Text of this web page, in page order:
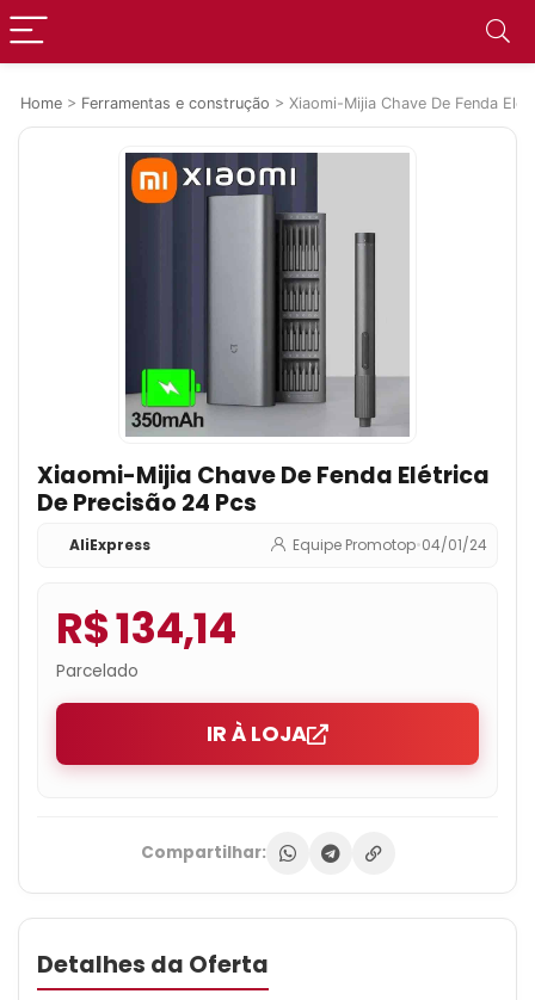
Home > Ferramentas e construção > Xiaomi-Mijia Chave De Fenda
Xiaomi-Mijia Chave De Fenda Elétrica
De Precisão 24 Pcs
AliExpress Equipe Promotop•04/01/24
R$ 134,14
Parcelado
IR À LOJA
Compartilhar:
Detalhes da Oferta